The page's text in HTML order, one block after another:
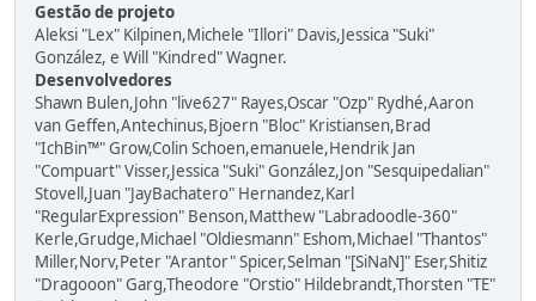
Gestão de projeto
Aleksi "Lex" Kilpinen,Michele "Illori" Davis,Jessica "Suki"
González, e Will "Kindred" Wagner.
Desenvolvedores
Shawn Bulen,John "live627" Rayes,Oscar "Ozp" Rydhé,Aaron
van Geffen,Antechinus,Bjoern "Bloc" Kristiansen,Brad
"IchBin™" Grow,Colin Schoen,emanuele,Hendrik Jan
"Compuart" Visser,Jessica "Suki" González,Jon "Sesquipedalian"
Stovell,Juan "JayBachatero" Hernandez,Karl
"RegularExpression" Benson,Matthew "Labradoodle-360"
Kerle,Grudge,Michael "Oldiesmann" Eshom,Michael "Thantos"
Miller,Norv,Peter "Arantor" Spicer,Selman "[SiNaN]" Eser,Shitiz
"Dragooon" Garg,Theodore "Orstio" Hildebrandt,Thorsten "TE"